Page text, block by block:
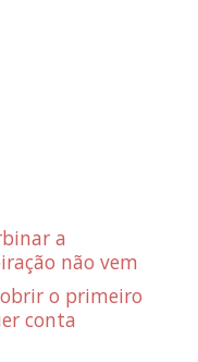
a
não vem
o primeiro
conta